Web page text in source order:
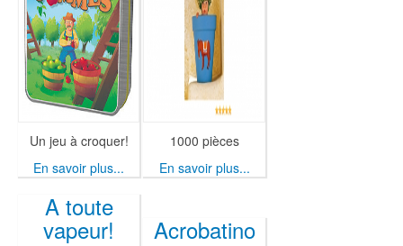
Un jeu à croquer!
En savoir plus...
1000 pièces
En savoir plus...
A toute
vapeur! Acrobatino